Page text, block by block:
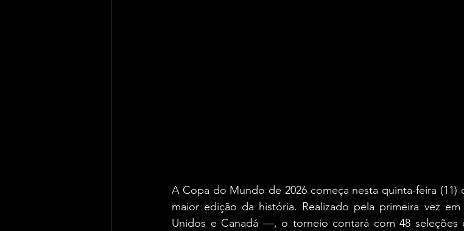
A Copa do Mundo de 2026 começa nesta quinta-feira (11)
maior edição da história. Realizado pela primeira vez
Unidos e Canadá —, o torneio contará com 48 seleções